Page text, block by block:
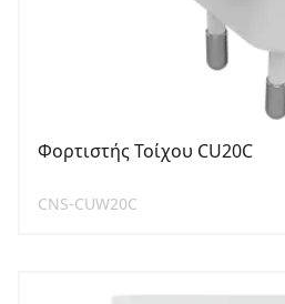
Φορτιστής Τοίχου CU20C
CNS-CUW20C